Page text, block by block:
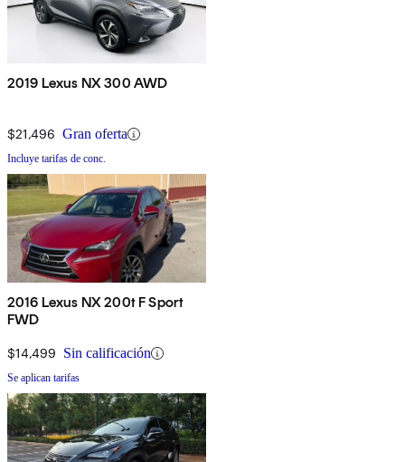
2019 Lexus NX 300 AWD
$21,496 Gran oferta
Incluye tarifas de conc.
2016 Lexus NX 200t F Sport
FWD
$14,499 Sin calificación
Se aplican tarifas